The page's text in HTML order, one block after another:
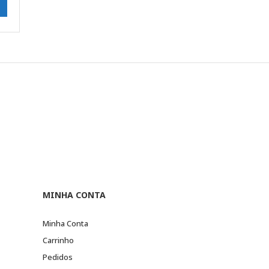
MINHA CONTA
Minha Conta
Carrinho
Pedidos